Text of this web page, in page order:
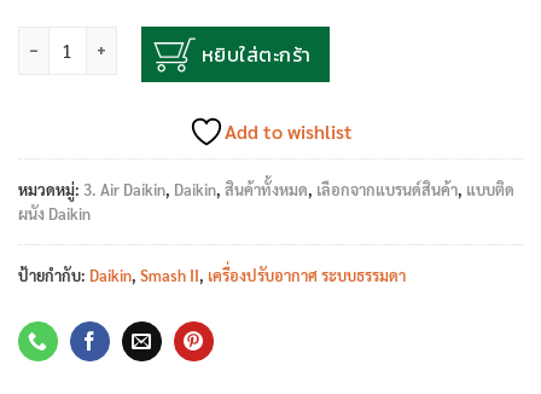
หยิบใส่ตะกร้า
Add to wishlist
หมวดหมู่: 3. Air Daikin, Daikin, สินค้าทั้งหมด, เลือกจากแบรนด์สินค้า, แบบติด
ผนัง Daikin
ป้ายกำกับ: Daikin, Smash II, เครื่องปรับอากาศ ระบบธรรมดา